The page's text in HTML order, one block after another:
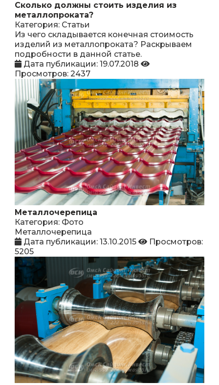
Сколько должны стоить изделия из
металлопроката?
Категория: Статьи
Из чего складывается конечная стоимость
изделий из металлопроката? Раскрываем
подробности в данной статье.
Дата публикации: 19.07.2018
Просмотров: 2437
Металлочерепица
Категория: Фото
Металлочерепица
Дата публикации: 13.10.2015
Просмотров:
5205